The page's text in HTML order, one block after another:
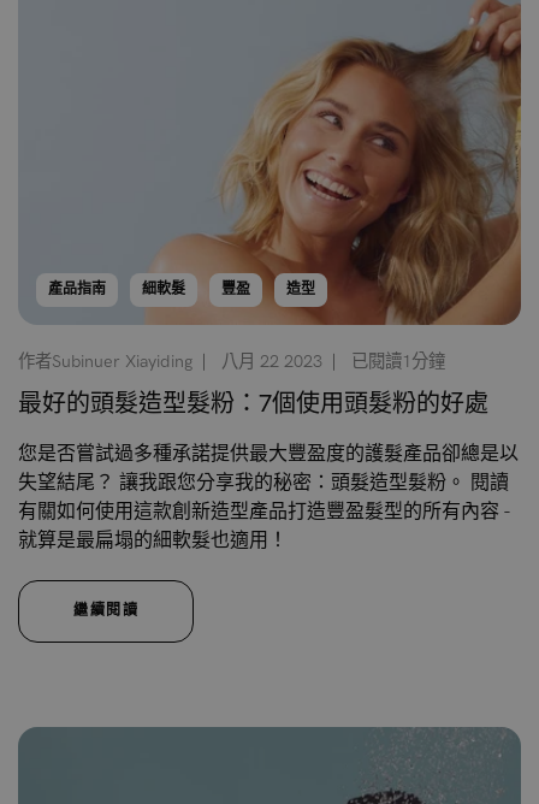
產品指南 細軟髮 豐盈 造型
作者Subinuer Xiayiding 八月 22 2023 已閱讀1分鐘
最好的頭髮造型髮粉：7個使用頭髮粉的好處
您是否嘗試過多種承諾提供最大豐盈度的護髮產品卻總是以
失望結尾？ 讓我跟您分享我的秘密：頭髮造型髮粉。 閱讀
有關如何使用這款創新造型產品打造豐盈髮型的所有內容 -
就算是最扁塌的細軟髮也適用！
繼續閱讀